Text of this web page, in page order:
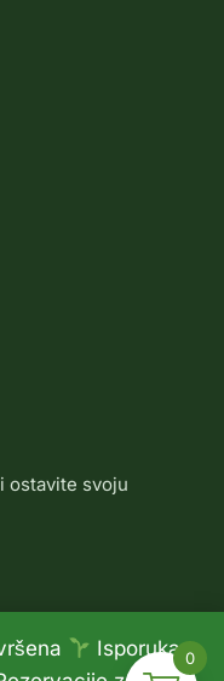
Isporuka
ostavite svoju
0